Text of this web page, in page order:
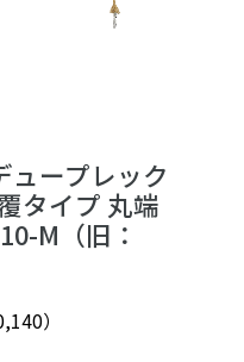
ュープレック
タイプ 丸端
M（旧：
）